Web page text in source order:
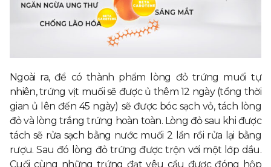
Ngoài ra, để có thành phẩm lòng đỏ trứng muối tự
nhiên, trứng vịt muối sẽ được ủ thêm 12 ngày (tổng thời
gian ủ lên đến 45 ngày) sẽ được bóc sạch vỏ, tách lòng
đỏ và lòng trắng trứng hoàn toàn. Lòng đỏ sau khi được
tách sẽ rửa sạch bằng nước muối 2 lần rồi rửa lại bằng
rượu. Sau đó lòng đỏ trứng được trộn với một lớp dầu.
Cuối cùng những trứng đạt yêu cầu được đóng hộp